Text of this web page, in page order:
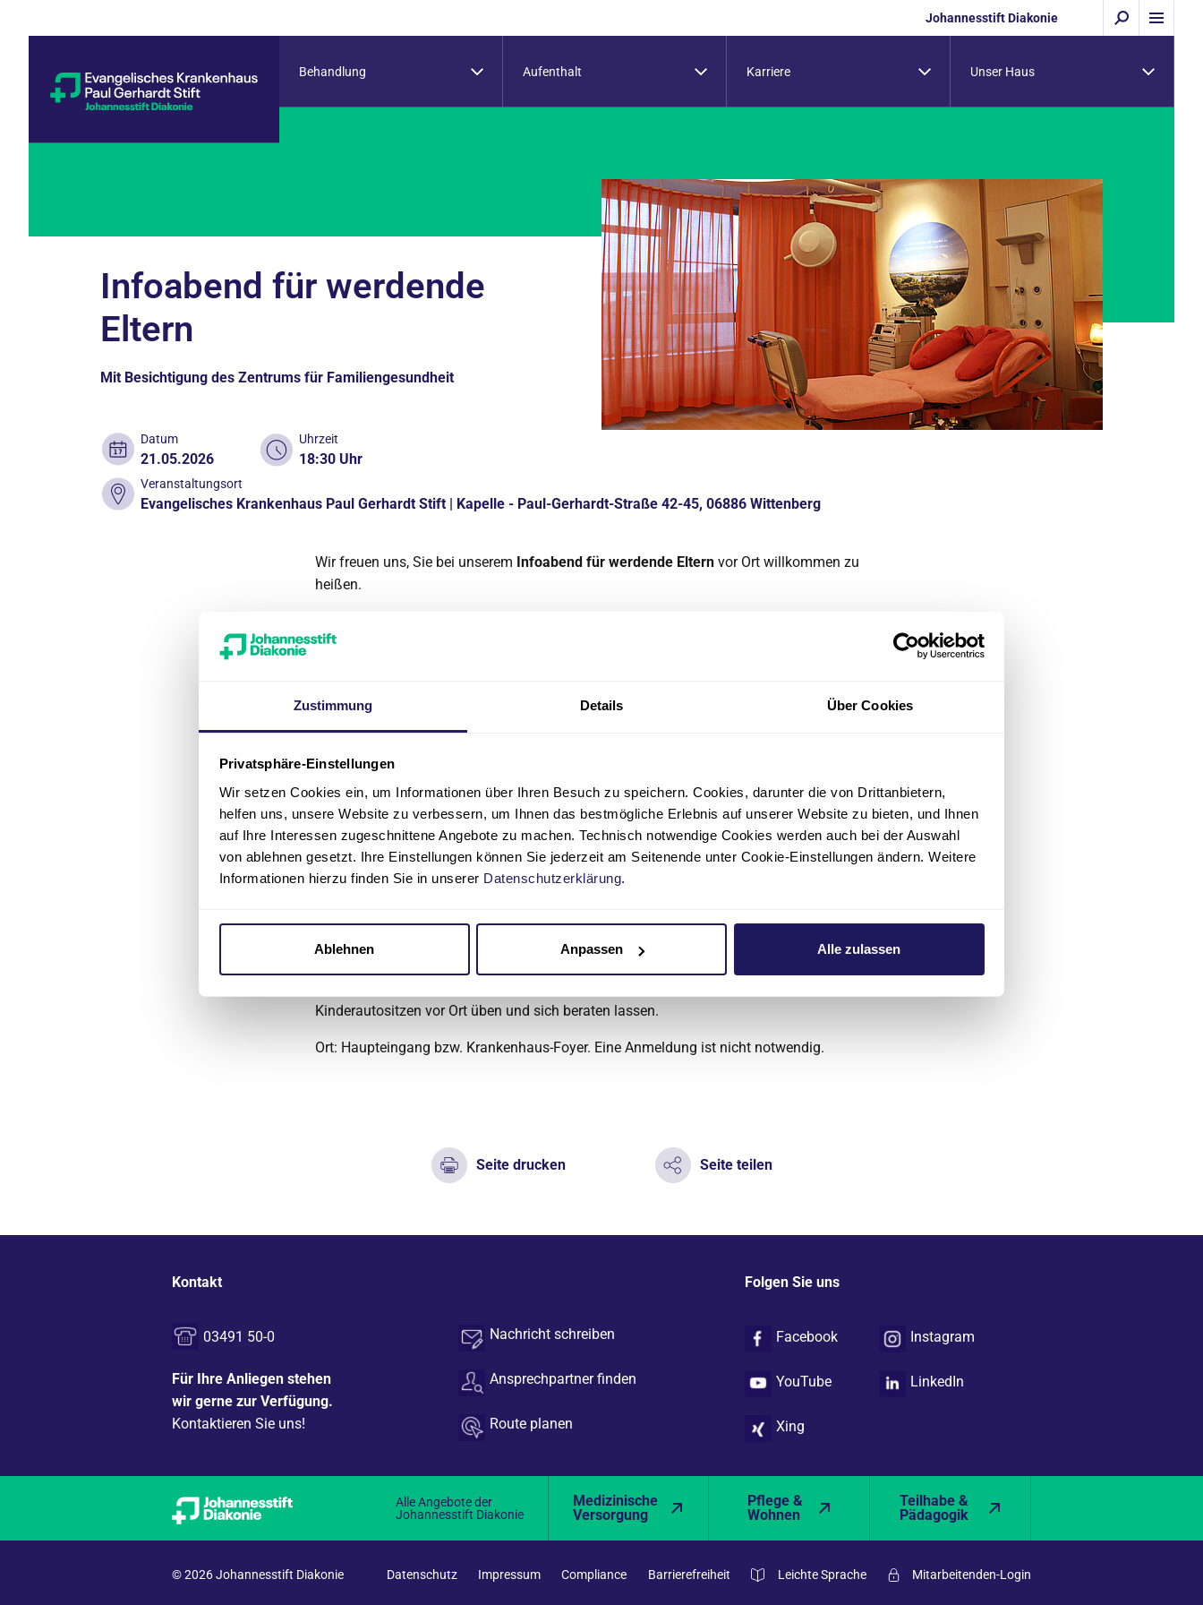
Zustimmung Details Über Cookies
Privatsphäre-Einstellungen
Wir setzen Cookies ein, um Informationen über Ihren Besuch zu speichern. Cookies, darunter die von Drittanbietern,
helfen uns, unsere Website zu verbessern, um Ihnen das bestmögliche Erlebnis auf unserer Website zu bieten, und Ihnen
auf Ihre Interessen zugeschnittene Angebote zu machen. Technisch notwendige Cookies werden auch bei der Auswahl
von ablehnen gesetzt. Ihre Einstellungen können Sie jederzeit am Seitenende unter Cookie-Einstellungen ändern. Weitere
Informationen hierzu finden Sie in unserer Datenschutzerklärung.
Ablehnen Anpassen Alle zulassen
Johannesstift Diakonie
Behandlung Aufenthalt Karriere Unser Haus
Infoabend für werdende
Eltern
Mit Besichtigung des Zentrums für Familiengesundheit
Datum
21.05.2026
Uhrzeit
18:30 Uhr
Veranstaltungsort
Evangelisches Krankenhaus Paul Gerhardt Stift | Kapelle - Paul-Gerhardt-Straße 42-45, 06886 Wittenberg
Wir freuen uns, Sie bei unserem Infoabend für werdende Eltern vor Ort willkommen zu
heißen.
Pflegekräften sowie Ärzt*innen der Kliniken für Gynäkologie und Geburtshilfe sowie Kinder-
Wir freuen uns auf Sie!
Anmeldung
Die Teilnahme ist kostenlos. Es wird um Voranmeldung unter der Telefonnummer
03491
50-3701gebeten.
Beratung zu Kinderautositzen
Kinderautositzen vor Ort üben und sich beraten lassen.
Ort: Haupteingang bzw. Krankenhaus-Foyer. Eine Anmeldung ist nicht notwendig.
Seite drucken Seite teilen
Kontakt
03491 50-0
Für Ihre Anliegen stehen
wir gerne zur Verfügung.
Kontaktieren Sie uns!
Nachricht schreiben
Ansprechpartner finden
Route planen
Folgen Sie uns
Facebook Instagram
YouTube LinkedIn
Xing
Alle Angebote der
Johannesstift Diakonie
Medizinische
Versorgung
Pflege &
Wohnen
Teilhabe &
Pädagogik
© 2026 Johannesstift Diakonie Datenschutz Impressum Compliance Barrierefreiheit Leichte Sprache Mitarbeitenden-Login